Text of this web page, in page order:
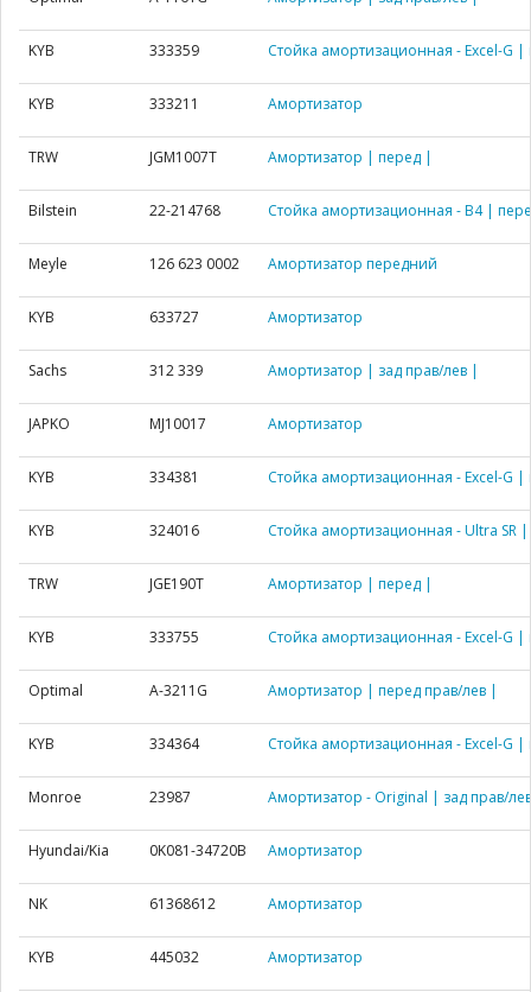
KYB 333359 Стойка амортизационная - Excel-G
KYB 333211 Амортизатор
TRW JGM1007T Амортизатор | перед |
Bilstein 22-214768 Стойка амортизационная - B4 |
Meyle 126 623 0002 Амортизатор передний
KYB 633727 Амортизатор
Sachs 312 339 Амортизатор | зад прав/лев |
JAPKO MJ10017 Амортизатор
KYB 334381 Стойка амортизационная - Excel-G
KYB 324016 Стойка амортизационная - Ultra SR
TRW JGE190T Амортизатор | перед |
KYB 333755 Стойка амортизационная - Excel-G
Optimal A-3211G Амортизатор | перед прав/лев |
KYB 334364 Стойка амортизационная - Excel-G
Monroe 23987 Амортизатор - Original | зад прав/
Hyundai/Kia 0K081-34720B Амортизатор
NK 61368612 Амортизатор
KYB 445032 Амортизатор